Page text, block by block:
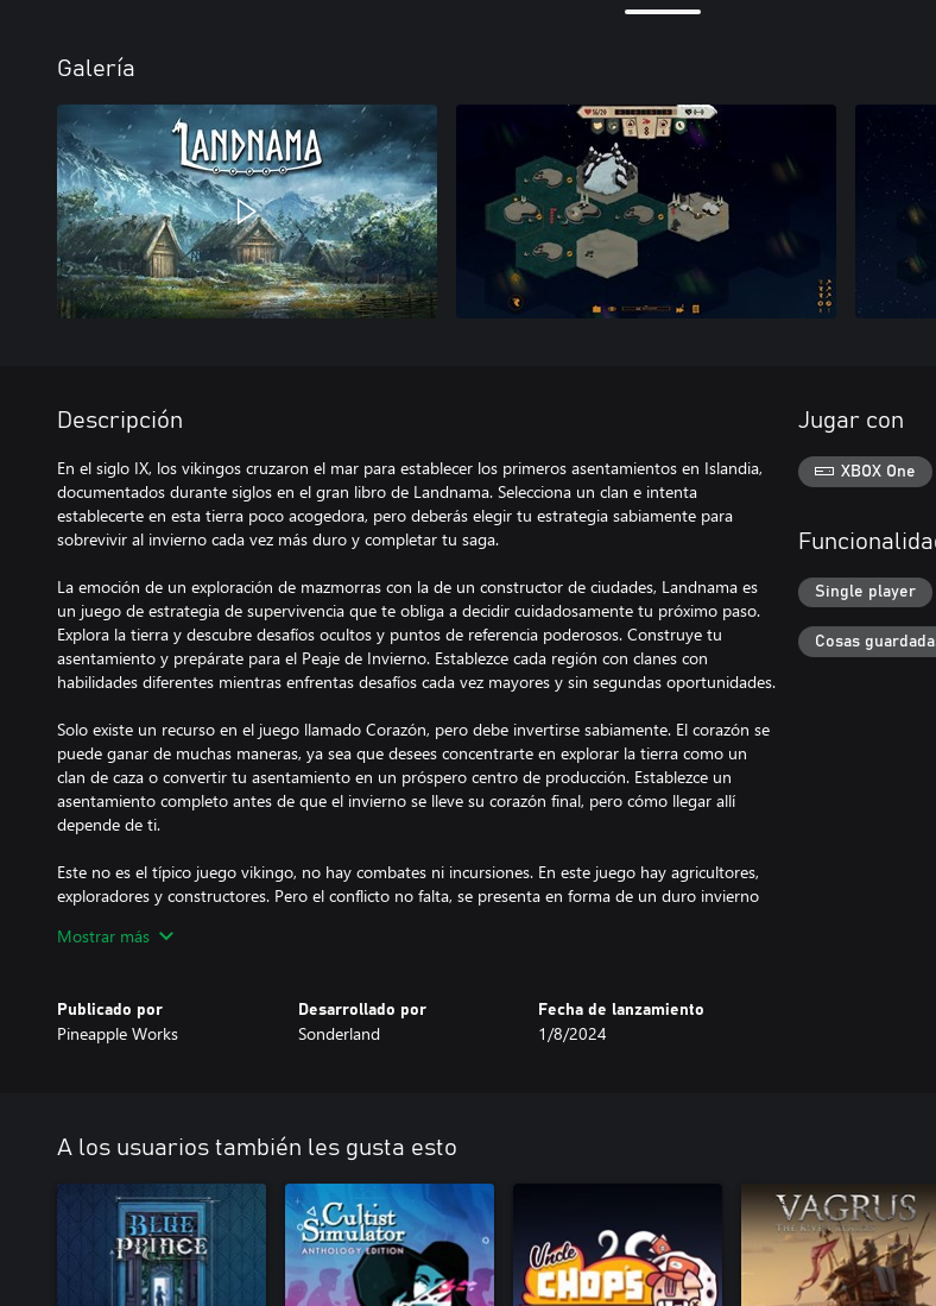
Galería
Descripción
En el siglo IX, los vikingos cruzaron el mar para establecer los primeros asentamientos en Islandia,
documentados durante siglos en el gran libro de Landnama. Selecciona un clan e intenta
establecerte en esta tierra poco acogedora, pero deberás elegir tu estrategia sabiamente para
sobrevivir al invierno cada vez más duro y completar tu saga.
La emoción de un exploración de mazmorras con la de un constructor de ciudades, Landnama es
un juego de estrategia de supervivencia que te obliga a decidir cuidadosamente tu próximo paso.
Explora la tierra y descubre desafíos ocultos y puntos de referencia poderosos. Construye tu
asentamiento y prepárate para el Peaje de Invierno. Establezce cada región con clanes con
habilidades diferentes mientras enfrentas desafíos cada vez mayores y sin segundas oportunidades.
Solo existe un recurso en el juego llamado Corazón, pero debe invertirse sabiamente. El corazón se
puede ganar de muchas maneras, ya sea que desees concentrarte en explorar la tierra como un
clan de caza o convertir tu asentamiento en un próspero centro de producción. Establezce un
asentamiento completo antes de que el invierno se lleve su corazón final, pero cómo llegar allí
depende de ti.
Este no es el típico juego vikingo, no hay combates ni incursiones. En este juego hay agricultores,
exploradores y constructores. Pero el conflicto no falta, se presenta en forma de un duro invierno
disfrutar de la música y el arte atmosférico. Explora en detalle el asentamiento que has construido y
los habitantes animados que lo pueblan.
Mostrar más
Publicado por
Pineapple Works
Desarrollado por
Sonderland
Fecha de lanzamiento
1/8/2024
Jugar con
XBOX One
Single player
Cosas
A los usuarios también les gusta esto